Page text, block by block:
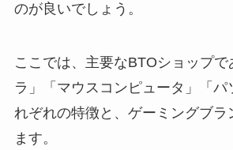
のが良いでしょう。
ここでは、主要なBTOショップ
ラ」「マウスコンピュータ」「パ
れぞれの特徴と、ゲーミングブラ
ます。